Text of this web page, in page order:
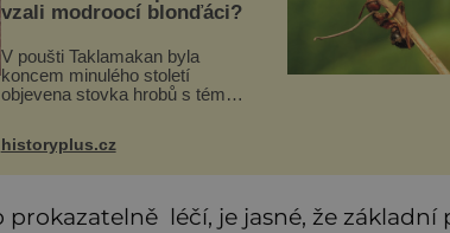
vzali modroocí blonďáci?
V poušti Taklamakan byla
koncem minulého století
objevena stovka hrobů s téměř
četnými milodary. Asi nejvíc
historyplus.cz
léčí, je jasné, že základní